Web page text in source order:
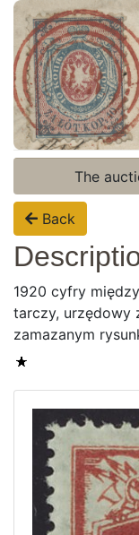
Register
Login
Current
Recent result
Archive
Regulation
The
Back
1920 cyfry
tarczy, urzędowy
zamazanym